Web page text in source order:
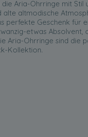
Aria-Ohrringe mit Stil
alte altmodische
perfekte Geschenk für
etwas Absolvent,
Aria-Ohrringe sind die
Kollektion.